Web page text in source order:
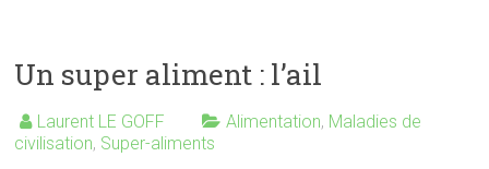
Un super aliment : l’ail
Laurent LE GOFF Alimentation, Maladies de
civilisation, Super-aliments